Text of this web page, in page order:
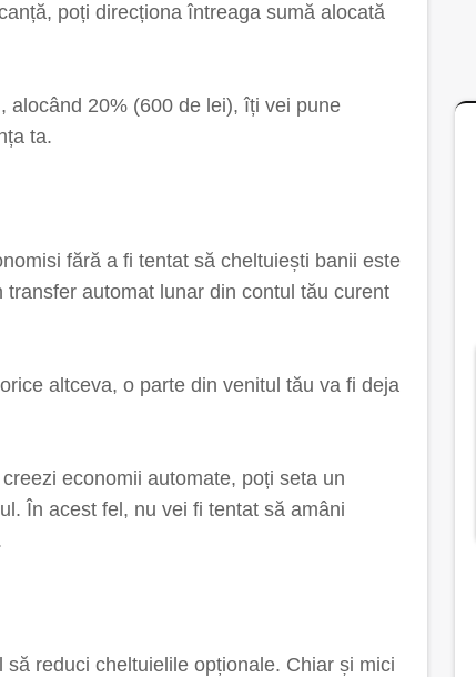
poți direcționa întreaga sumă alocată
alocând 20% (600 de lei), îți vei pune
ta.
fără a fi tentat să cheltuiești banii este
automat lunar din contul tău curent
altceva, o parte din venitul tău va fi deja
economii automate, poți seta un
În acest fel, nu vei fi tentat să amâni
reduci cheltuielile opționale. Chiar și mici